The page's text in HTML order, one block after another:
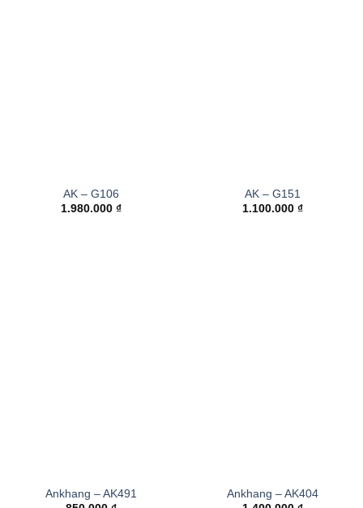
AK – G106
1.980.000 ₫
AK – G151
1.100.000 ₫
Ankhang – AK491
Ankhang – AK404